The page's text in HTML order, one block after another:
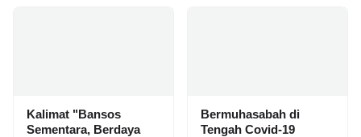
Kalimat "Bansos
Sementara, Berdaya
Bermuhasabah di
Tengah Covid-19